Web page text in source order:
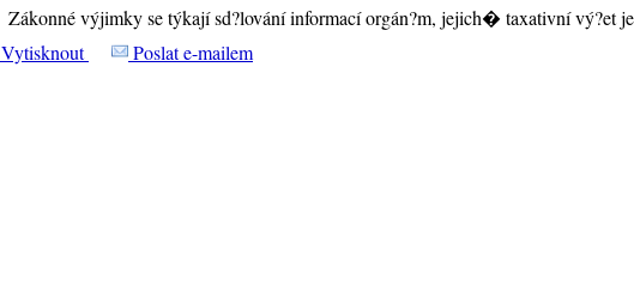
Zákonné výjimky se týkají sd?lování informací orgán?m, jejich� taxativní vý?et
Vytisknout
Poslat e-mailem